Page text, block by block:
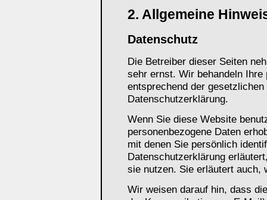
2. Allgemeine
Datenschutz
Die Betreiber dieser Seiten
sehr ernst. Wir behandeln Ihre
entsprechend der
Datenschutzerklärung.
Wenn Sie diese Website
personenbezogene Daten
mit denen Sie persönlich
Datenschutzerklärung
sie nutzen. Sie erläutert auch,
Wir weisen darauf hin, dass